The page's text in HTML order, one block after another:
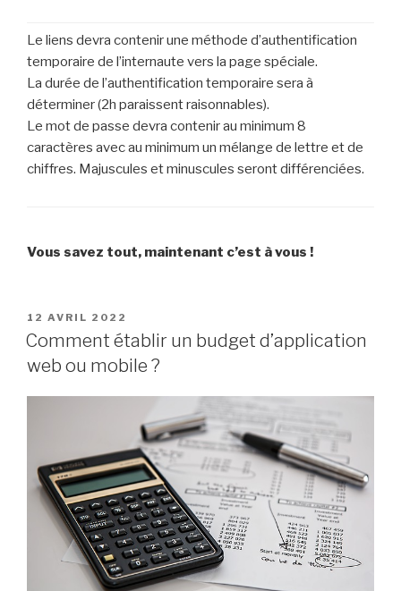
Le liens devra contenir une méthode d’authentification
temporaire de l’internaute vers la page spéciale.
La durée de l’authentification temporaire sera à
déterminer (2h paraissent raisonnables).
Le mot de passe devra contenir au minimum 8
caractères avec au minimum un mélange de lettre et de
chiffres. Majuscules et minuscules seront différenciées.
Vous savez tout, maintenant c’est à vous !
PUBLIÉ
LE
12 AVRIL 2022
Comment établir un budget d’application
web ou mobile ?